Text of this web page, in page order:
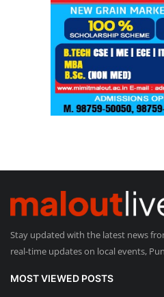
Stay updated with the latest news
real-time updates on local events,
MOST VIEWED POSTS